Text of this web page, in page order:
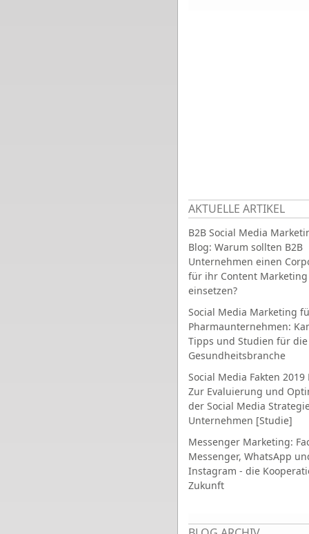
AKTUELLE ARTIKEL
B2B Social Media
Blog: Warum sollten B2B
Unternehmen einen
für ihr Content Marketing
einsetzen?
Social Media Marketing
Pharmaunternehmen:
Tipps und Studien für die
Gesundheitsbranche
Social Media Fakten 2019
Zur Evaluierung und
der Social Media
Unternehmen [Studie]
Messenger Marketing:
Messenger, WhatsApp
Instagram - die
Zukunft
Seiten